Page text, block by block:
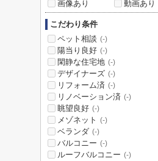
画像あり
動画あり
こだわり条件
ペット相談 (-)
陽当り良好 (-)
閑静な住宅地 (-)
デザイナーズ (-)
リフォーム済 (-)
リノベーション済 (-)
眺望良好 (-)
メゾネット (-)
ベランダ (-)
バルコニー (-)
ルーフバルコニー (-)